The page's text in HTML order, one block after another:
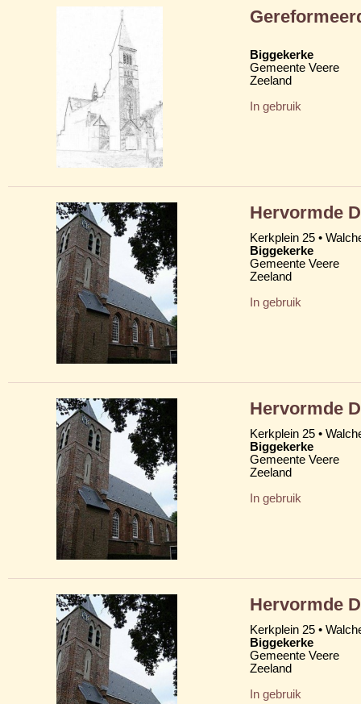
Biggekerke
Gemeente Veere
Zeeland
In gebruik
Hervormde
Kerkplein 25 •
Biggekerke
Gemeente Veere
Zeeland
In gebruik
Hervormde
Kerkplein 25 •
Biggekerke
Gemeente Veere
Zeeland
In gebruik
Hervormde
Kerkplein 25 •
Biggekerke
Gemeente Veere
Zeeland
In gebruik